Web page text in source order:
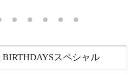
スペシャル